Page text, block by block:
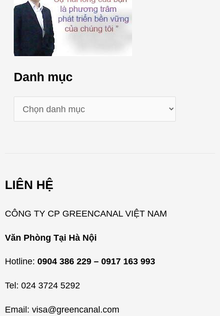
Danh mục
a
m
c
LIÊN HỆ
CÔNG TY CP GREENCANAL VIỆT NAM
Văn Phòng Tại Hà Nội
Hotline: 0904 386 229 – 0917 163 993
Tel: 024 3724 5292
Email: visa@greencanal.com